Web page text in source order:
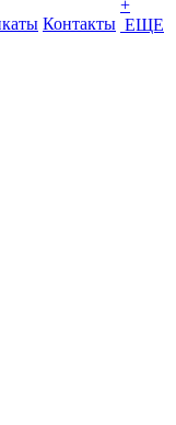
Контакты
+
ЕЩЕ